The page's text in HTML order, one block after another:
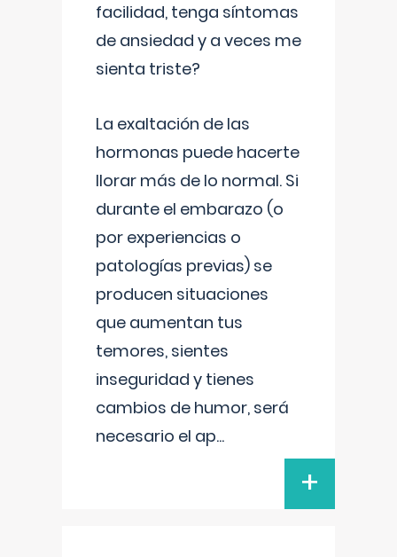
facilidad, tenga síntomas
de ansiedad y a veces me
sienta triste?
La exaltación de las
hormonas puede hacerte
llorar más de lo normal. Si
durante el embarazo (o
por experiencias o
patologías previas) se
producen situaciones
que aumentan tus
temores, sientes
inseguridad y tienes
cambios de humor, será
necesario el ap...
+